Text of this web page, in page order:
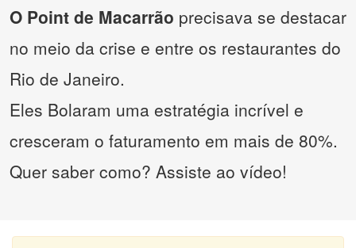
O Point de Macarrão precisava se destacar
no meio da crise e entre os restaurantes do
Rio de Janeiro.
Eles Bolaram uma estratégia incrível e
cresceram o faturamento em mais de 80%.
Quer saber como? Assiste ao vídeo!